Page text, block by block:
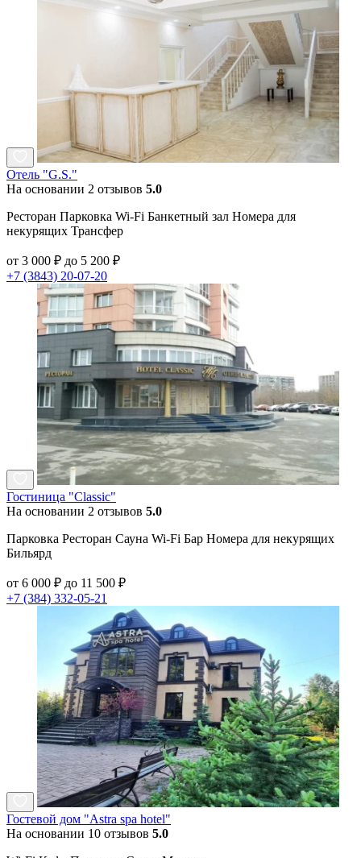
Отель "G.S."
На основании 2 отзывов 5.0
Ресторан Парковка Wi-Fi Банкетный зал Номера для
некурящих Трансфер
от 3 000 ₽ до 5 200 ₽
+7 (3843) 20-07-20
Гостиница "Classic"
На основании 2 отзывов 5.0
Парковка Ресторан Сауна Wi-Fi Бар Номера для некурящих
Бильярд
от 6 000 ₽ до 11 500 ₽
+7 (384) 332-05-21
Гостевой дом "Astra spa hotel"
На основании 10 отзывов 5.0